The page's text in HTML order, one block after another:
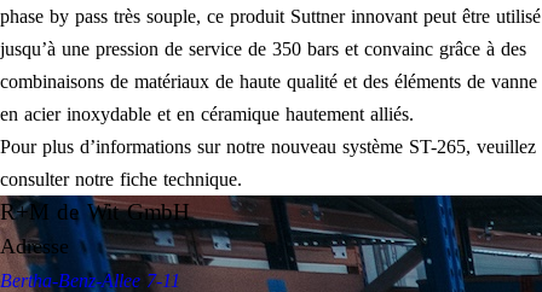
phase by pass très souple, ce produit Suttner innovant peut être utilisé
jusqu’à une pression de service de 350 bars et convainc grâce à des
combinaisons de matériaux de haute qualité et des éléments de vanne
en acier inoxydable et en céramique hautement alliés.
Pour plus d’informations sur notre nouveau système ST-265, veuillez
consulter notre fiche technique.
R+M de Wit GmbH
Adresse
Bertha-Benz-Allee 7-11